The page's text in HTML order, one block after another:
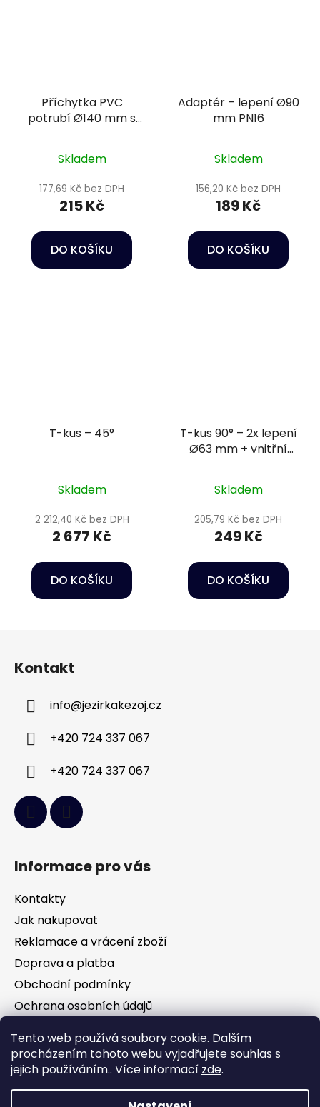
Tento web používá soubory cookie. Dalším
procházením tohoto webu vyjadřujete souhlas s
jejich používáním.. Více informací zde.
Příchytka PVC
potrubí Ø140 mm s
Skladem
177,69 Kč bez DPH
215 Kč
DO KOŠÍKU
Adaptér – lepení Ø90
mm PN16
Skladem
156,20 Kč bez DPH
189 Kč
DO KOŠÍKU
T-kus – 45°
Skladem
2 212,40 Kč bez DPH
2 677 Kč
DO KOŠÍKU
T-kus 90° – 2x lepení
Ø63 mm + vnitřní
Skladem
205,79 Kč bez DPH
249 Kč
DO KOŠÍKU
Kontakt
info@jezirkakezoj.cz
+420 724 337 067
+420 724 337 067
Informace pro vás
Kontakty
Jak nakupovat
Reklamace a vrácení zboží
Doprava a platba
Obchodní podmínky
Ochrana osobních údajů
Facebook